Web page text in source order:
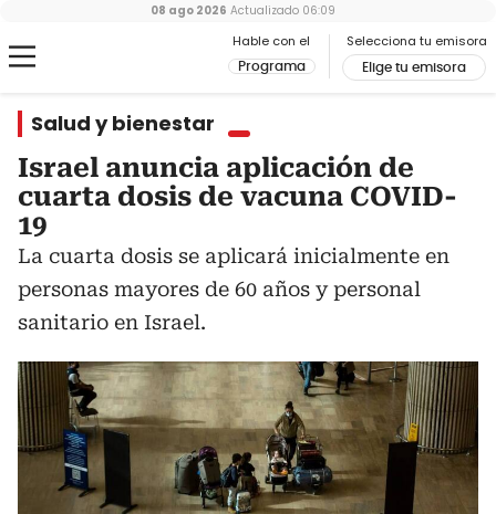
Hable con el
Programa
Selecciona tu emisora
Elige tu emisora
08 ago 2026 Actualizado 06:09
Salud y bienestar
Israel anuncia aplicación de
cuarta dosis de vacuna COVID-
19
La cuarta dosis se aplicará inicialmente en
personas mayores de 60 años y personal
sanitario en Israel.